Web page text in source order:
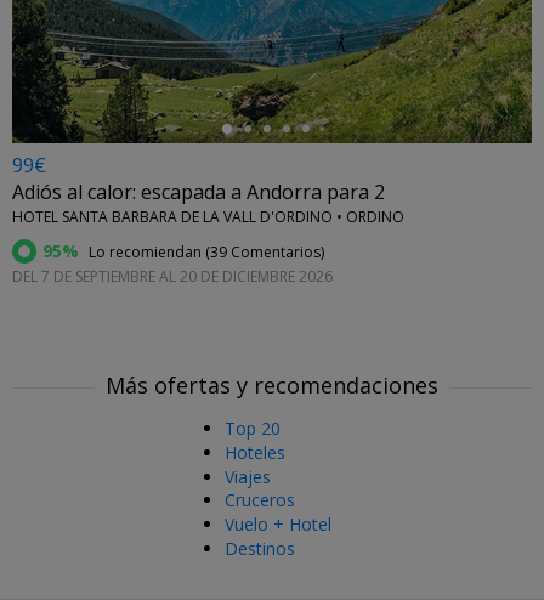
←
99€
Adiós al calor: escapada a Andorra para 2
HOTEL SANTA BARBARA DE LA VALL D'ORDINO • ORDINO
95% Lo recomiendan (39 Comentarios)
DEL 7 DE SEPTIEMBRE AL 20 DE DICIEMBRE 2026
Más ofertas y recomendaciones
Top 20
Hoteles
Viajes
Cruceros
Vuelo + Hotel
Destinos